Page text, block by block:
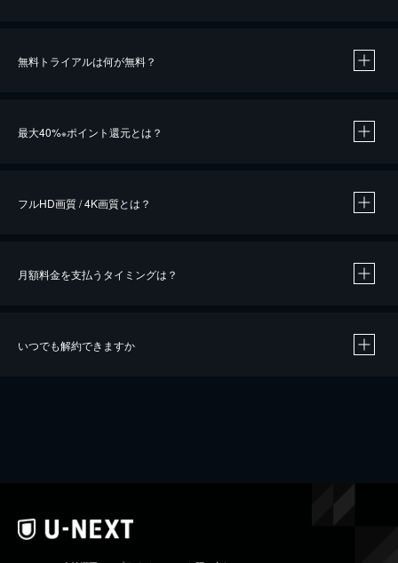
無料トライアルは何が無料？
最大40%※ポイント還元とは？
※40％ポイント還元の対象は、クレジットカード決済による作品の購入 / レンタルです。
フルHD画質 / 4K画質とは？
月額料金を支払うタイミングは？
いつでも解約できますか